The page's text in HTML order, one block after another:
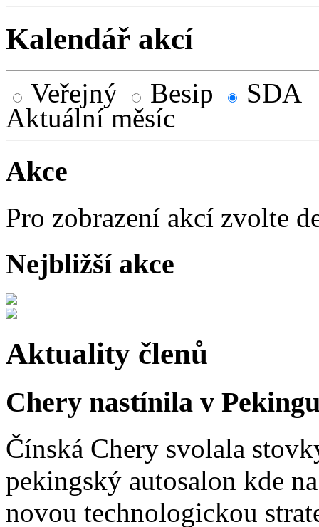
Kalendář akcí
Veřejný Besip
SDA
Aktuální měsíc
Akce
Pro zobrazení akcí zvolte
Nejbližší akce
Aktuality členů
Chery nastínila v
Čínská Chery svolala
pekingský autosalon kde
novou technologickou